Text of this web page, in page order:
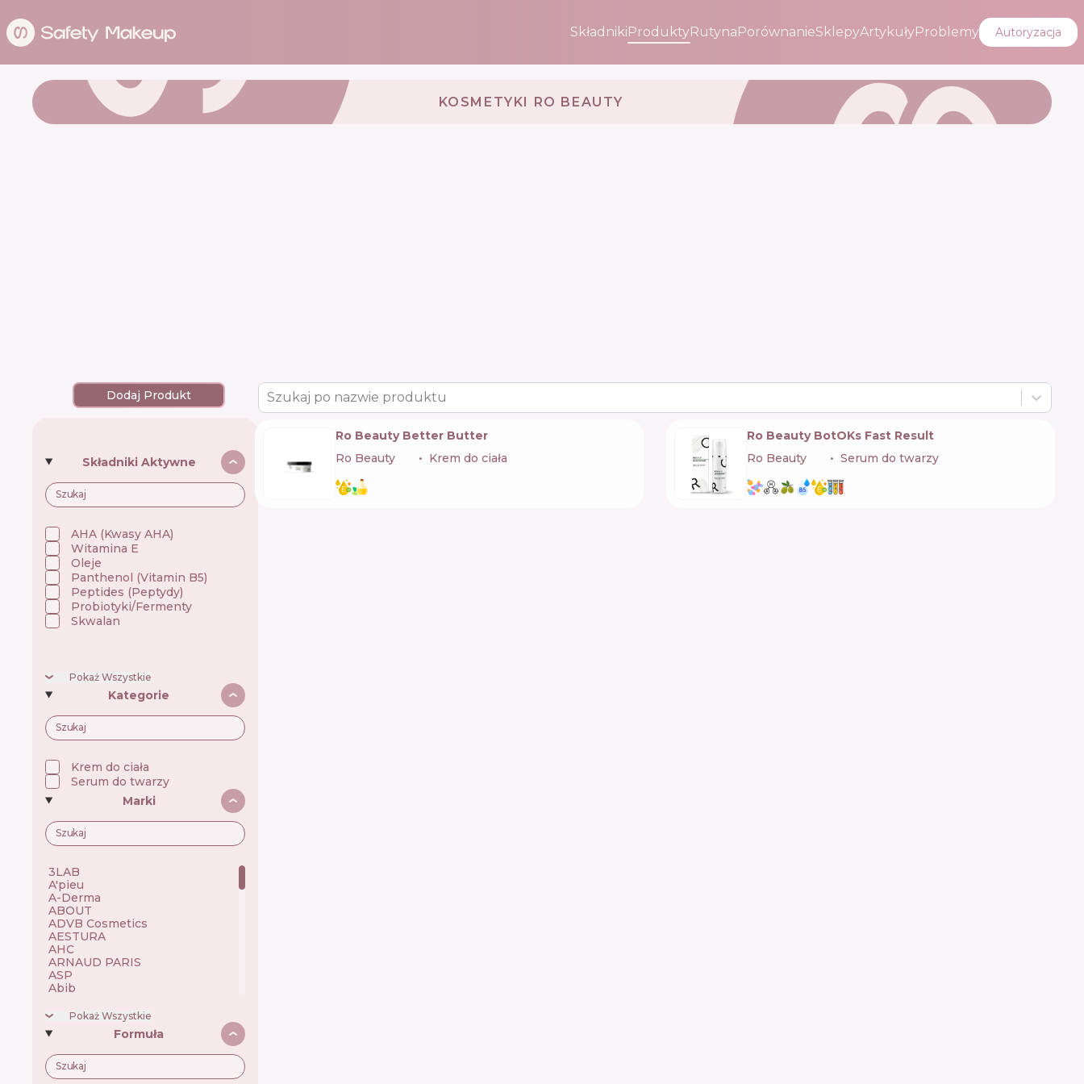
SkładnikiProduktyRutynaPorównanieSklepyArtykułyProblemy Autoryzacja
KOSMETYKI RO BEAUTY 🇺🇦
Dodaj Produkt
Składniki Aktywne
AHA (Kwasy AHA)
Witamina E
Oleje
Panthenol (Vitamin B5)
Peptides (Peptydy)
Probiotyki/Fermenty
Skwalan
Pokaż Wszystkie
Kategorie
Krem do ciała
Serum do twarzy
Marki
3LAB 🇺🇸
A'pieu 🇰🇷
A-Derma 🇫🇷
ABOUT 🇺🇦
ADVB Cosmetics 🇹🇷
AESTURA 🇰🇷
AHC 🇰🇷
ARNAUD PARIS 🇫🇷
ASP 🇬🇧
Abib 🇰🇷
Achroactive Max 🇧🇬
Acnemy 🇪🇸
Acure 🇺🇸
Acwell 🇰🇷
Ada Tina 🇧🇷
Aesop 🇦🇺
Pokaż Wszystkie
Formuła
Szukaj po nazwie produktu
Ro Beauty Better Butter
Ro Beauty
Krem do ciała
Ro Beauty BotOKs Fast Result
Ro Beauty
Serum do twarzy